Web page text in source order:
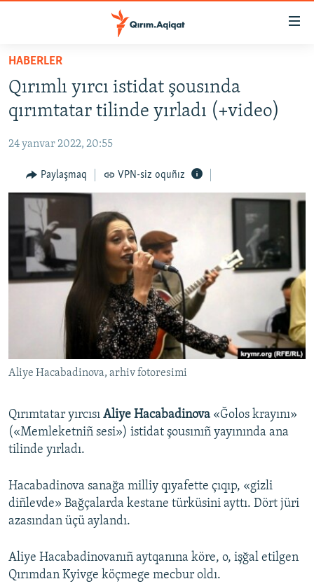
Esas
qaytmaq
Baş
navigatsiyağa
qaytmaq
qaytmaq
HABERLER
SİYASET
İQTİSADİYAT
CEMİYET
MEDENİYET
İNSAN AQLARI
VİDEO
SÜRET
BLOGLAR
Українською
HABERLER
Qırımlı yırcı istidat şousında
qırımtatar tilinde yırladı (+video)
24 yanvar 2022, 20:55
Paylaşmaq VPN-siz oquñız
Aliye Hacabadinova, arhiv fotoresimi
Qırımtatar yırcısı Aliye Hacabadinova «Ğolos krayını»
(«Memleketniñ sesi») istidat şousınıñ yayınında ana
tilinde yırladı.
Hacabadinova sanağa milliy qıyafette çıqıp, «gizli
diñlevde» Bağçalarda kestane türküsini ayttı. Dört jüri
azasından üçü aylandı.
Aliye Hacabadinovanıñ aytqanına köre, o, işğal etilgen
Qırımdan Kyivge köçmege mecbur oldı.